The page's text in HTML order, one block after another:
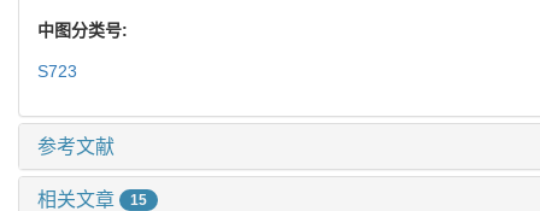
中图分类号:
S723
参考文献
相关文章 15